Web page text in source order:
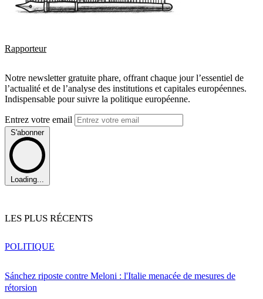
Rapporteur
Notre newsletter gratuite phare, offrant chaque jour l’essentiel de
l’actualité et de l’analyse des institutions et capitales européennes.
Indispensable pour suivre la politique européenne.
Entrez votre email
S'abonner
Loading...
LES PLUS RÉCENTS
Sánchez riposte contre Meloni : l'Italie menacée de mesures de
rétorsion
POLITIQUE